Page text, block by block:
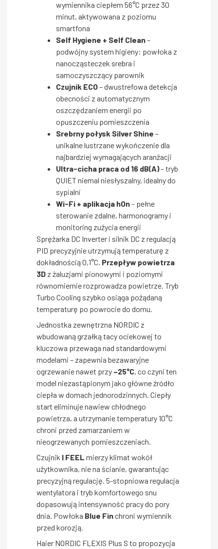
wymiennika ciepłem 56°C przez 30
minut, aktywowana z poziomu
smartfona
Self Hygiene + Self Clean–
podwójny system higieny: powłoka z
nanocząsteczek srebra i
samoczyszczący parownik
Czujnik ECO– dwustrefowa detekcja
obecności z automatycznym
oszczędzaniem energii po
opuszczeniu pomieszczenia
Srebrny połysk Silver Shine –
unikalne lustrzane wykończenie dla
najbardziej wymagających aranżacji
Ultra-cicha praca od 16 dB(A)– tryb
QUIET niemal niesłyszalny, idealny do
sypialni
Wi-Fi + aplikacja hOn– pełne
sterowanie zdalne, harmonogramy i
monitoring zużycia energii
Sprężarka DC Inverter i silnik DC z regulacją
PID precyzyjnie utrzymują temperaturę z
dokładnością 0,1°C. Przepływ powietrza
3D z żaluzjami pionowymi i poziomymi
równomiernie rozprowadza powietrze. Tryb
Turbo Cooling szybko osiąga pożądaną
temperaturę po powrocie do domu.
Jednostka zewnętrzna NORDIC z
wbudowaną grzałką tacy ociekowej to
kluczowa przewaga nad standardowymi
modelami – zapewnia bezawaryjne
ogrzewanie nawet przy –25°C, co czyni ten
model niezastąpionym jako główne źródło
ciepła w domach jednorodzinnych. Ciepły
start eliminuje nawiew chłodnego
powietrza, a utrzymanie temperatury 10°C
chroni przed zamarzaniem w
nieogrzewanych pomieszczeniach.
Czujnik I FEEL mierzy klimat wokół
użytkownika, nie na ścianie, gwarantując
precyzyjną regulację. 5-stopniowa regulacja
wentylatora i tryb komfortowego snu
dopasowują intensywność pracy do pory
dnia. Powłoka Blue Finchroni wymiennik
przed korozją.
Haier NORDIC FLEXIS Plus S to propozycja